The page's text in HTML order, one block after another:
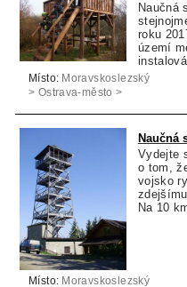
Naučná
roku
území
Místo: Moravskoslezský
> Ostrava-město >
Naučná
Vydejte
o tom,
vojsko
Na 10
Místo: Moravskoslezský